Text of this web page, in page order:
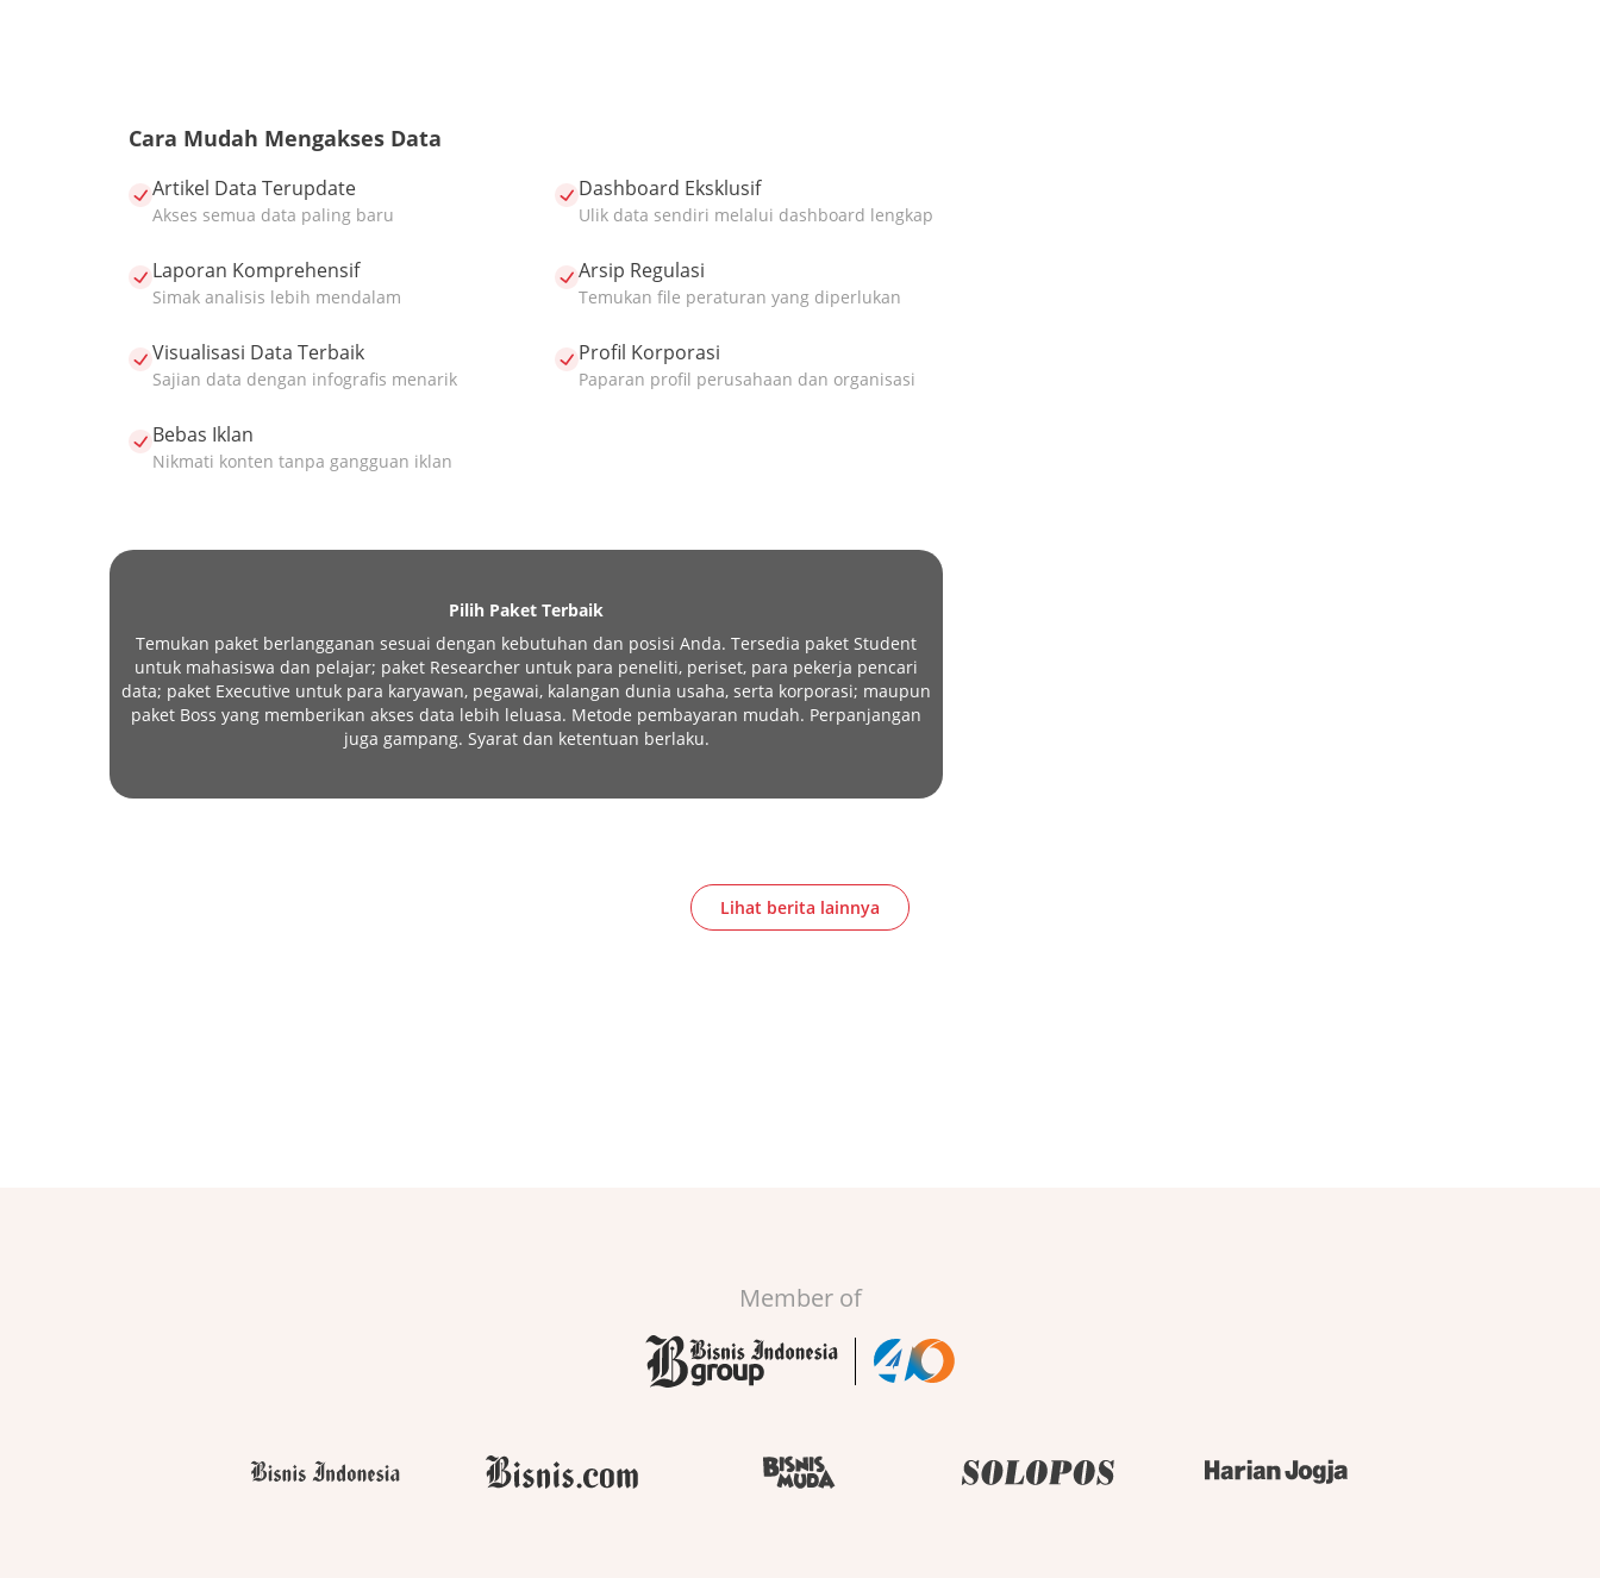
Cara Mudah Mengakses Data
Artikel Data Terupdate
Akses semua data paling baru
Laporan Komprehensif
Simak analisis lebih mendalam
Visualisasi Data Terbaik
Sajian data dengan infografis menarik
Bebas Iklan
Nikmati konten tanpa gangguan iklan
Dashboard Eksklusif
Ulik data sendiri melalui dashboard lengkap
Arsip Regulasi
Temukan file peraturan yang diperlukan
Profil Korporasi
Paparan profil perusahaan dan organisasi
Pilih Paket Terbaik
Temukan paket berlangganan sesuai dengan kebutuhan dan posisi Anda. Tersedia paket Student
untuk mahasiswa dan pelajar; paket Researcher untuk para peneliti, periset, para pekerja pencari
data; paket Executive untuk para karyawan, pegawai, kalangan dunia usaha, serta korporasi; maupun
paket Boss yang memberikan akses data lebih leluasa. Metode pembayaran mudah. Perpanjangan
juga gampang. Syarat dan ketentuan berlaku.
Lihat berita lainnya
Member of